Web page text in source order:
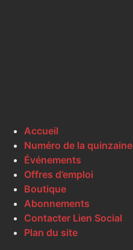
Accueil
Numéro de la quinzaine
Événements
Offres d’emploi
Boutique
Abonnements
Contacter Lien Social
Plan du site